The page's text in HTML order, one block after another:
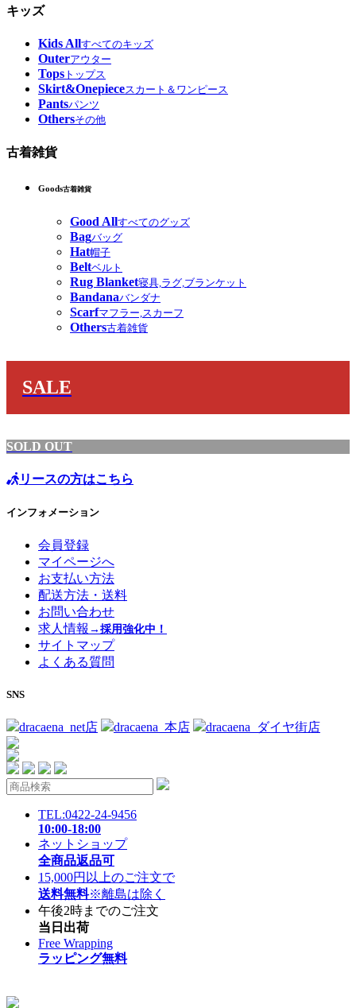
キッズ
Kids Allすべてのキッズ
Outerアウター
Tops トップス
Skirt&Onepieceスカート＆ワンピース
Pantsパンツ
Othersその他
古着雑貨
Goods古着雑貨
Good Allすべてのグッズ
Bagバッグ
Hat帽子
Beltベルト
Rug Blanket寝具,ラグ,ブランケット
Bandanaバンダナ
Scarfマフラー,スカーフ
Others古着雑貨
SALE
SOLD OUT
リースの方はこちら
インフォメーション
会員登録
マイページへ
お支払い方法
配送方法・送料
お問い合わせ
求人情報 →採用強化中！
サイトマップ
よくある質問
SNS
dracaena_net店 dracaena_本店 dracaena_ダイヤ街店
TEL:0422-24-9456
10:00-18:00
ネットショップ
全商品返品可
15,000円以上のご注文で
送料無料※離島は除く
午後2時までのご注文
当日出荷
Free Wrapping
ラッピング無料